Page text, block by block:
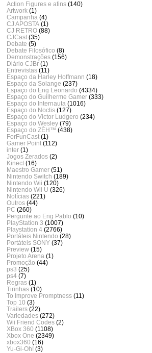
Action Figures e afins (140)
Artwork (1)
Campanha (4)
CJ APOSTA (1)
CJ RETRO (88)
CJCast (35)
Debate (5)
Debate Filosófico (8)
Demonstrações (156)
Diário CJBr (1)
Entrevistas (11)
Espaço da Harley Hoffmann (18)
Espaço da Solange (237)
Espaço do Eng Leonardo (4334)
Espaço do Guilherme Gamer (333)
Espaço do Internauta (1016)
Espaço do Noctis (127)
Espaço do Victor Ludgero (234)
Espaço do Wesley (79)
Espaço do ZÈH™ (438)
ForFunCast (1)
Gamer Point (112)
inter (1)
Jogos Zerados (2)
Kinect (16)
Maestro Gamer (51)
Nintendo Switch (189)
Nintendo Wii (120)
Nintendo Wii U (326)
Notícias (221)
Outros (44)
PC (260)
Pergunte ao Eng Pablo (10)
PlayStation 3 (1007)
Playstation 4 (2766)
Portáteis Nintendo (28)
Portáteis SONY (37)
Preview (15)
Projeto Arena (1)
Promoção (44)
ps3 (25)
ps4 (7)
Regras (1)
Tirinhas (10)
To Improve Promptness (11)
Top 10 (3)
Trailers (22)
Variedades (272)
Wii Friend Codes (2)
XBox 360 (1108)
Xbox One (2349)
xbox360 (16)
Yu-Gi-Oh! (3)